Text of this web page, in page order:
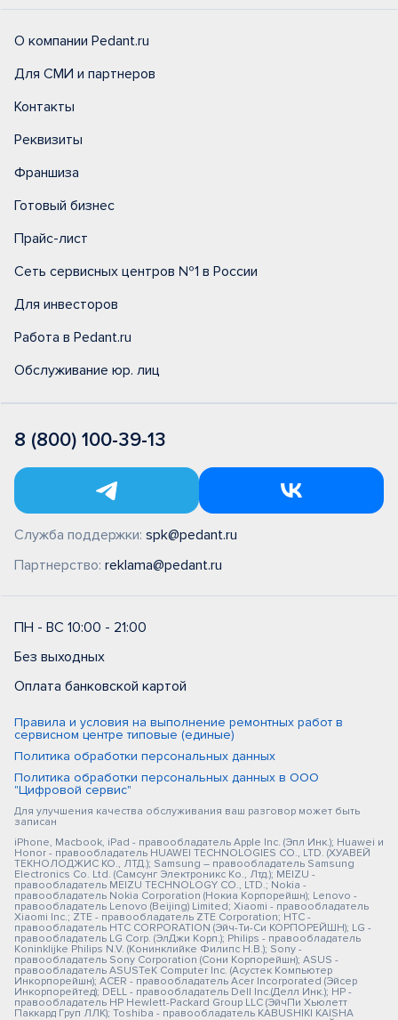
О компании Pedant.ru
Для СМИ и партнеров
Контакты
Реквизиты
Франшиза
Готовый бизнес
Прайс-лист
Сеть сервисных центров №1 в России
Для инвесторов
Работа в Pedant.ru
Обслуживание юр. лиц
8 (800) 100-39-13
Служба поддержки: spk@pedant.ru
Партнерство: reklama@pedant.ru
ПН - ВС 10:00 - 21:00
Без выходных
Оплата банковской картой
Правила и условия на выполнение ремонтных работ в
сервисном центре типовые (единые)
Политика обработки персональных данных
Политика обработки персональных данных в ООО
"Цифровой сервис"
Для улучшения качества обслуживания ваш разговор может быть
записан
iPhone, Macbook, iPad - правообладатель Apple Inc. (Эпл Инк.); Huawei и
Honor - правообладатель HUAWEI TECHNOLOGIES CO., LTD. (ХУАВЕЙ
ТЕКНОЛОДЖИС КО., ЛТД.); Samsung – правообладатель Samsung
Electronics Co. Ltd. (Самсунг Электроникс Ко., Лтд.); MEIZU -
правообладатель MEIZU TECHNOLOGY CO., LTD.; Nokia -
правообладатель Nokia Corporation (Нокиа Корпорейшн); Lenovo -
правообладатель Lenovo (Beijing) Limited; Xiaomi - правообладатель
Xiaomi Inc.; ZTE - правообладатель ZTE Corporation; HTC -
правообладатель HTC CORPORATION (Эйч-Ти-Си КОРПОРЕЙШН); LG -
правообладатель LG Corp. (ЭлДжи Корп.); Philips - правообладатель
Koninklijke Philips N.V. (Конинклийке Филипс Н.В.); Sony -
правообладатель Sony Corporation (Сони Корпорейшн); ASUS -
правообладатель ASUSTeK Computer Inc. (Асустек Компьютер
Инкорпорейшн); ACER - правообладатель Acer Incorporated (Эйсер
Инкорпорейтед); DELL - правообладатель Dell Inc.(Делл Инк.); HP -
правообладатель HP Hewlett-Packard Group LLC (ЭйчПи Хьюлетт
Паккард Груп ЛЛК); Toshiba - правообладатель KABUSHIKI KAISHA